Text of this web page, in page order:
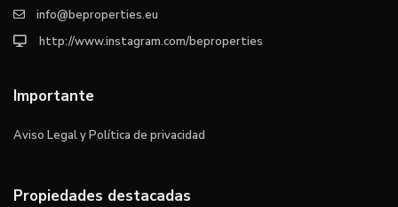
info@beproperties.eu
http://www.instagram.com/beproperties
Importante
Aviso Legal y Política de privacidad
Propiedades destacadas